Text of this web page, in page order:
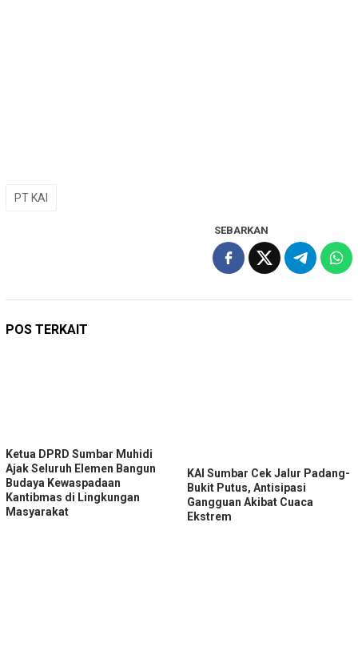
PT KAI
SEBARKAN
POS TERKAIT
Ketua DPRD Sumbar Muhidi
Ajak Seluruh Elemen Bangun
Budaya Kewaspadaan
Kantibmas di Lingkungan
Masyarakat
KAI Sumbar Cek Jalur Padang-
Bukit Putus, Antisipasi
Gangguan Akibat Cuaca
Ekstrem